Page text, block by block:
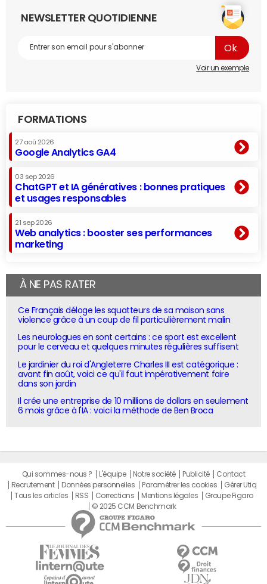
NEWSLETTER QUOTIDIENNE
Voir un exemple
FORMATIONS
27 aoû 2026
Google Analytics GA4
03 sep 2026
ChatGPT et IA génératives : bonnes pratiques
et usages responsables
21 sep 2026
Web analytics : booster ses performances
marketing
À NE PAS RATER
Ce Français déloge les squatteurs de sa maison sans
violence grâce à un coup de fil particulièrement malin
Les neurologues en sont certains : ce sport est excellent
pour le cerveau et quelques minutes régulières suffisent
Le jardinier du roi d'Angleterre Charles III est catégorique :
avant fin août, voici ce qu'il faut impérativement faire
dans son jardin
Il crée une entreprise de 10 millions de dollars en seulement
6 mois grâce à l'IA : voici la méthode de Ben Broca
Qui sommes-nous ? L'équipe Notre société Publicité
Contact
Recrutement
Données personnelles Paramétrer les cookies
Gérer Utiq
Tous les articles
RSS Corrections Mentions légales
Groupe Figaro
© 2025 CCM Benchmark